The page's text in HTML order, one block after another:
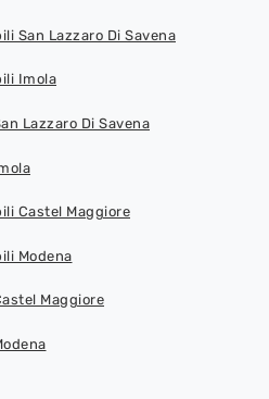
San Lazzaro Di Savena
Imola
Lazzaro Di Savena
Castel Maggiore
Modena
Maggiore